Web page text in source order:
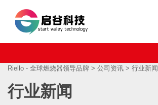
Riello - 全球燃烧器领导品牌 > 公司资讯 > 行业新闻
行业新闻